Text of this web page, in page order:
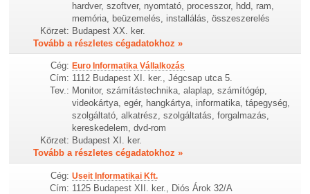
hardver, szoftver, nyomtató, processzor, hdd, ram,
memória, beüzemelés, installálás, összeszerelés
Körzet: Budapest XX. ker.
Tovább a részletes cégadatokhoz »
Cég: Euro Informatika Vállalkozás
Cím: 1112 Budapest XI. ker., Jégcsap utca 5.
Tev.: Monitor, számítástechnika, alaplap, számítógép,
videokártya, egér, hangkártya, informatika, tápegység,
szolgáltató, alkatrész, szolgáltatás, forgalmazás,
kereskedelem, dvd-rom
Körzet: Budapest XI. ker.
Tovább a részletes cégadatokhoz »
Cég: Useit Informatikai Kft.
Cím: 1125 Budapest XII. ker., Diós Árok 32/A